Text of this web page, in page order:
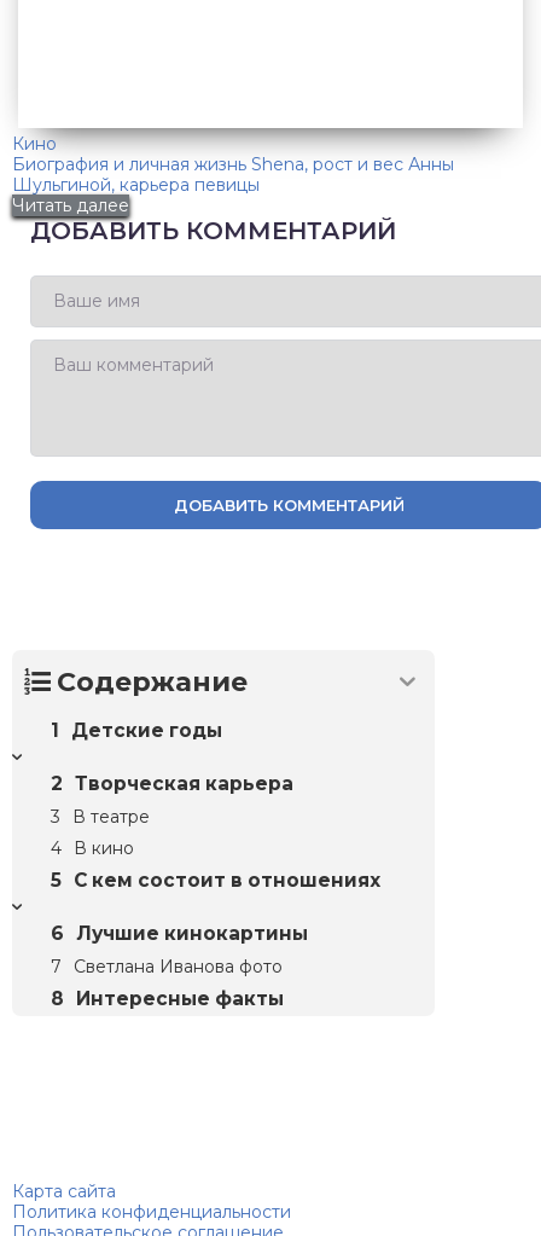
Кино
Биография и личная жизнь Shena, рост и вес Анны
Шульгиной, карьера певицы
Читать далее
ДОБАВИТЬ КОММЕНТАРИЙ
ДОБАВИТЬ КОММЕНТАРИЙ
Содержание
Детские годы
Творческая карьера
В театре
В кино
С кем состоит в отношениях
Лучшие кинокартины
Светлана Иванова фото
Интересные факты
Карта сайта
Политика конфиденциальности